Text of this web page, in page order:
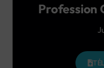
Profession